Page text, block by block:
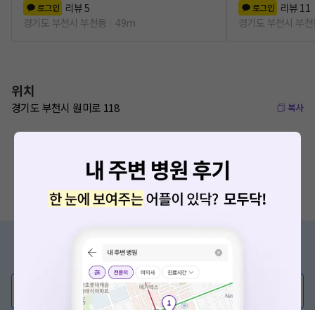
로그인 리뷰5
경기도 부천시 부천동
49m
로그인 리뷰 11
경기도 부천시 부
위치
경기도 부천시 원미로 118 복사
증상/치료, 궁금한 점이 있나요?
의사가 직접 답해드려요!
💬 무엇이든 물어보세요